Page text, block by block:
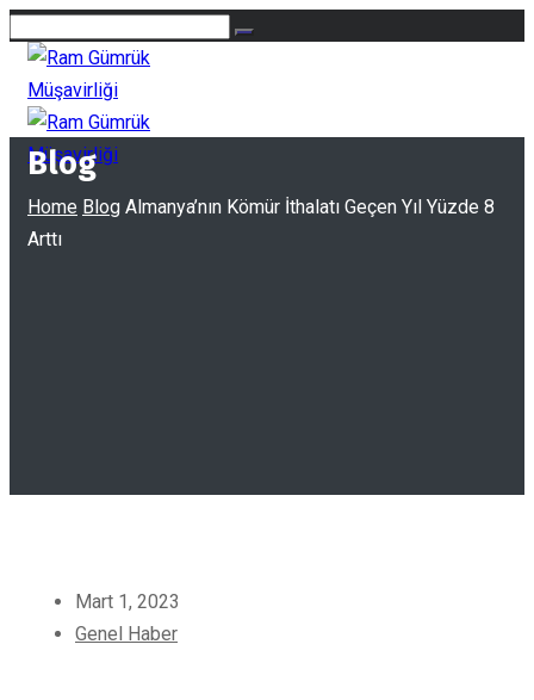
Blog
Home Blog Almanya’nın Kömür İthalatı Geçen Yıl Yüzde 8
Arttı
Mart 1, 2023
Genel Haber